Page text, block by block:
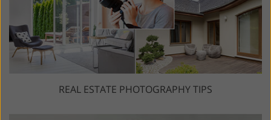
REAL ESTATE PHOTOGRAPHY TIPS